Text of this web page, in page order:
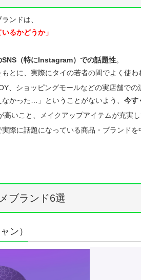
ンドは、
るかどうか」
SNS（特にInstagram）での話題性。
とに、実際にタイの若者の間でよく使わ
、ショッピングモールなどの実店舗での
かった…」ということがないよう、 今す
いこと、メイクアップアイテムが充実
際に話題になっている商品・ブランド
ブランド6選
ン）